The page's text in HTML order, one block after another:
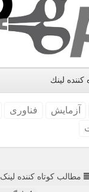
لینك
آزمایش فناوری
مطالب کوتاه کننده لینک